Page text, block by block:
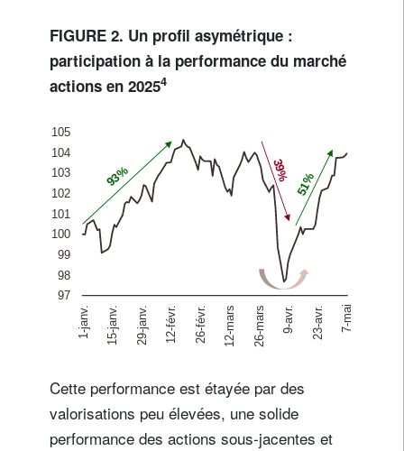
FIGURE 2. Un profil asymétrique :
participation à la performance du marché
actions en 20254
Cette performance est étayée par des
valorisations peu élevées, une solide
performance des actions sous-jacentes et